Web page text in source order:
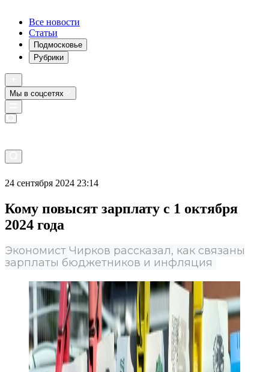
Все новости
Статьи
Подмосковье
Рубрики
Мы в соцсетях
24 сентября 2024 23:14
Кому повысят зарплату с 1 октября
2024 года
Экономист Чирков рассказал, как связаны
зарплаты бюджетников и инфляция